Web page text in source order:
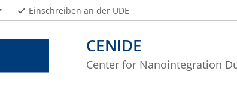
CENIDE
Center for Nanointegration
Einschreiben an der UDE